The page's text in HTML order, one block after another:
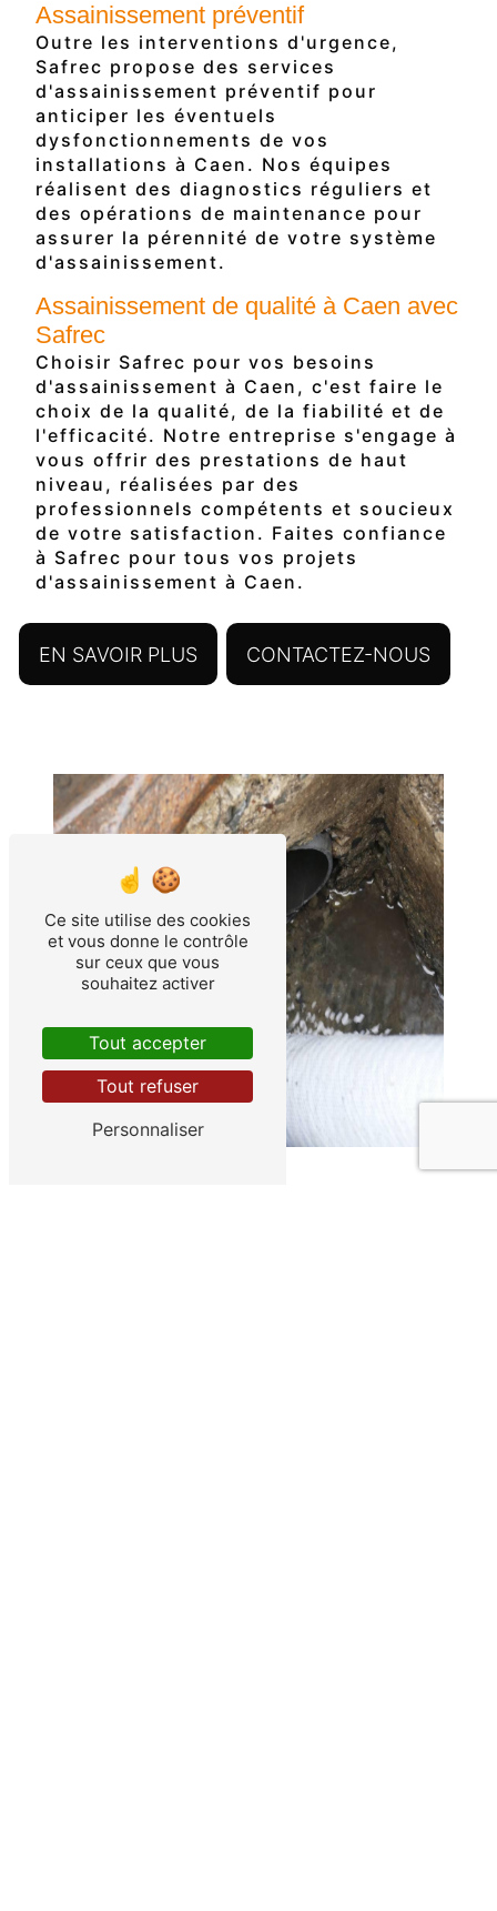
Assainissement préventif
Outre les interventions d'urgence,
Safrec propose des services
d'assainissement préventif pour
anticiper les éventuels
dysfonctionnements de vos
installations à Caen. Nos équipes
réalisent des diagnostics réguliers et
des opérations de maintenance pour
assurer la pérennité de votre système
d'assainissement.
Assainissement de qualité à Caen avec
Safrec
Choisir Safrec pour vos besoins
d'assainissement à Caen, c'est faire le
choix de la qualité, de la fiabilité et de
l'efficacité. Notre entreprise s'engage à
vous offrir des prestations de haut
niveau, réalisées par des
professionnels compétents et soucieux
de votre satisfaction. Faites confiance
à Safrec pour tous vos projets
d'assainissement à Caen.
EN SAVOIR PLUS CONTACTEZ-NOUS
Ce site utilise des cookies
et vous donne le contrôle
sur ceux que vous
souhaitez activer
Tout accepter
Tout refuser
Personnaliser